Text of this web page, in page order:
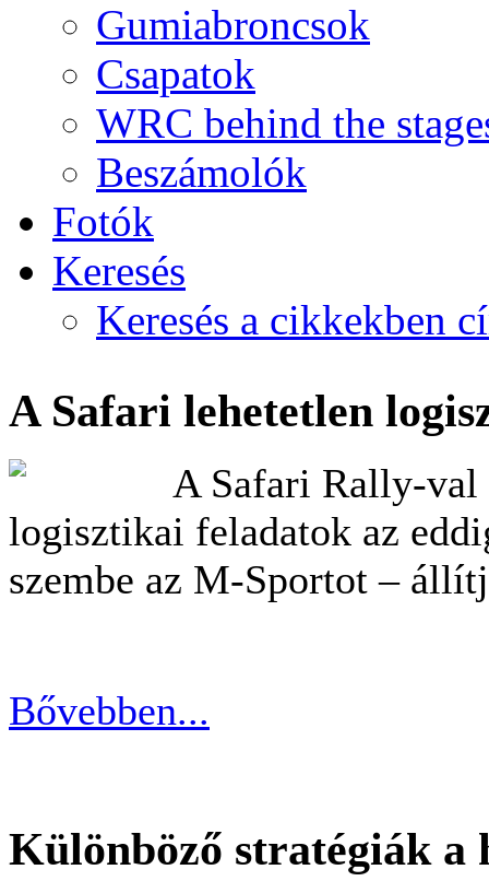
Gumiabroncsok
Csapatok
WRC behind the
Beszámolók
Fotók
Keresés
Keresés a cikkekben
A Safari lehetetlen
A Safari Rally-val
logisztikai feladatok az
szembe az M-Sportot –
Bővebben...
Különböző stratégiák a